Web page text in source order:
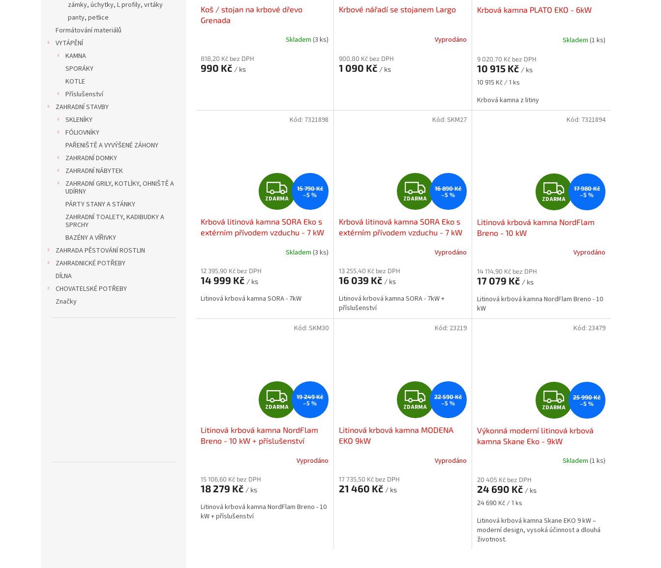
zámky, úchytky, L profily, vrtáky
panty, petlice
Formátování materiálů
VYTÁPĚNÍ
KAMNA
SPORÁKY
KOTLE
Příslušenství
ZAHRADNÍ STAVBY
SKLENÍKY
FÓLIOVNÍKY
PAŘENIŠTĚ A VYVÝŠENÉ ZÁHONY
ZAHRADNÍ DOMKY
ZAHRADNÍ NÁBYTEK
ZAHRADNÍ GRILY, KOTLÍKY, OHNIŠTĚ A
UDÍRNY
PÁRTY STANY A STÁNKY
ZAHRADNÍ TOALETY, KADIBUDKY A
SPRCHY
BAZÉNY A VÍŘIVKY
ZAHRADA PĚSTOVÁNÍ ROSTLIN
ZAHRADNICKÉ POTŘEBY
DÍLNA
CHOVATELSKÉ POTŘEBY
Značky
Koš / stojan na krbové dřevo
Grenada
Skladem (3 ks)
818,20 Kč bez DPH
990 Kč / ks
Krbové nářadí se stojanem Largo
Vyprodáno
900,80 Kč bez DPH
1 090 Kč / ks
Krbová kamna PLATO EKO - 6kW
Skladem (1 ks)
9 020,70 Kč bez DPH
10 915 Kč / ks
Měrná
10 915 Kč / 1 ks
Krbová kamna z litiny
Z
D
A
R
A
ZDARMA
15 790 Kč
–5 %
Krbová litinová kamna SORA Eko s
extérním přívodem vzduchu - 7 kW
Skladem (3 ks)
12 395,90 Kč bez DPH
14 999 Kč / ks
Litinová krbová kamna SORA - 7kW
Kód: 7321898
Z
D
A
R
A
ZDARMA
16 890 Kč
–5 %
Krbová litinová kamna SORA Eko s
extérním přívodem vzduchu - 7 kW
Vyprodáno
13 255,40 Kč bez DPH
16 039 Kč / ks
Litinová krbová kamna SORA - 7kW +
příslušenství
Kód: SKM27
Z
D
A
R
A
ZDARMA
17 980 Kč
–5 %
Litinová krbová kamna NordFlam
Breno - 10 kW
Vyprodáno
14 114,90 Kč bez DPH
17 079 Kč / ks
Litinová krbová kamna NordFlam Breno - 10
kW
Kód: 7321894
Z
D
A
R
A
ZDARMA
19 249 Kč
–5 %
Litinová krbová kamna NordFlam
Breno - 10 kW + příslušenství
Vyprodáno
15 106,60 Kč bez DPH
18 279 Kč / ks
Litinová krbová kamna NordFlam Breno - 10
kW + příslušenství
Kód: SKM30
Z
D
A
R
ZDARMA
22 590 Kč
–5 %
Litinová krbová kamna MODENA
EKO 9kW
Vyprodáno
17 735,50 Kč bez DPH
21 460 Kč / ks
Kód: 23219
Z
D
A
R
ZDARMA
25 990 Kč
–5 %
Výkonná moderní litinová krbová
kamna Skane Eko - 9kW
Skladem (1 ks)
20 405 Kč bez DPH
24 690 Kč / ks
Měrná
24 690 Kč / 1 ks
Litinová krbová kamna Skane EKO 9 kW –
moderní design, vysoká účinnost a dlouhá
životnost.
Kód: 23479